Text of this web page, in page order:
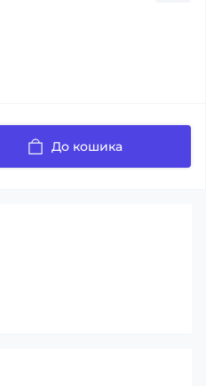
До кошика